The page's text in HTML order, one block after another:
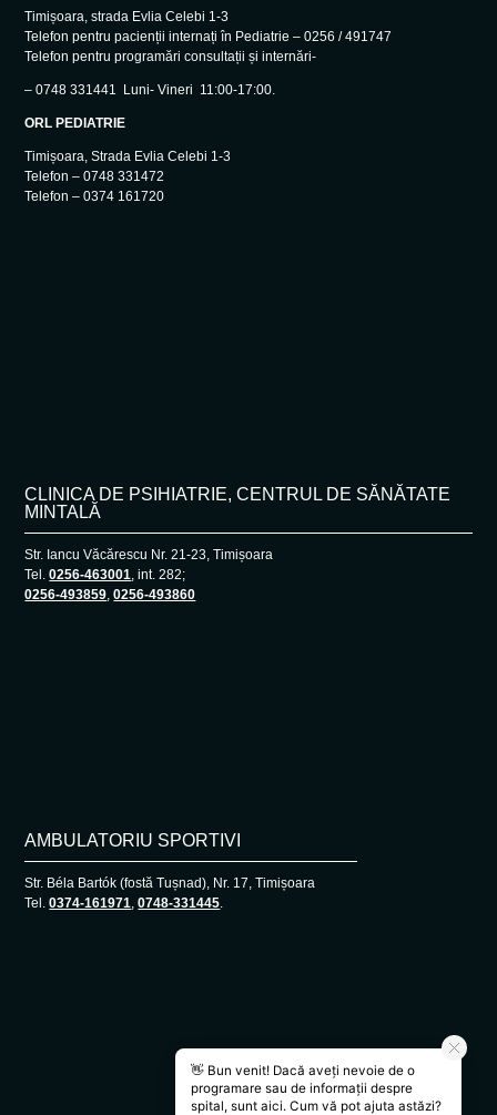
Timișoara, strada Evlia Celebi 1-3
Telefon pentru pacienții internați în Pediatrie – 0256 / 491747
Telefon pentru programări consultații și internări-
– 0748 331441 Luni- Vineri 11:00-17:00.
ORL PEDIATRIE
Timișoara, Strada Evlia Celebi 1-3
Telefon – 0748 331472
Telefon – 0374 161720
CLINICA DE PSIHIATRIE, CENTRUL DE SĂNĂTATE
MINTALĂ
Str. Iancu Văcărescu Nr. 21-23, Timișoara
Tel.0256-463001, int. 282;
0256-493859,0256-493860
AMBULATORIU SPORTIVI
Str. Béla Bartók (fostă Tușnad), Nr. 17, Timișoara
Tel.0374-161971,0748-331445.